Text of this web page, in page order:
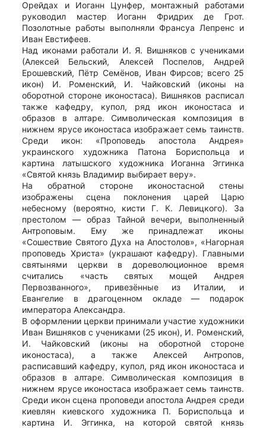
Орейдах и Иоганн Цунфер, монтажный работами
руководил мастер Иоганн Фридрих де Грот.
Позолотные работы выполняли Франсуа Лепренс и
Иван Евстифеев.
Над иконами работали И. Я. Вишняков с учениками
(Алексей Бельский, Алексей Поспелов, Андрей
Ерошевский, Пётр Семёнов, Иван Фирсов; всего 25
икон) И. Роменский, И. Чайковский (иконы на
оборотной стороне иконостаса). Вишняков расписал
также кафедру, купол, ряд икон иконостаса и
образов в алтаре. Символическая композиция в
нижнем ярусе иконостаса изображает семь таинств.
Среди икон: «Проповедь апостола Андрея»
украинского художника Патона Бориспольца и
картина латышского художника Иоганна Эггинка
«Святой князь Владимир выбирает веру».
На обратной стороне иконостасной стены
изображены сцена поклонения царей Царю
небесному (вероятно, кисти Г. К. Левицкого). За
престолом — образ Тайной вечери, выполненный
Антроповым. Ему же принадлежат иконы
«Сошествие Святого Духа на Апостолов», «Нагорная
проповедь Христа» (украшают кафедру). Главными
святынями церкви в дореволюционное время
считались «часть святых мощей Андрея
Первозванного», привезённые из Италии, и
Евангелие в драгоценном окладе — подарок
императора Александра.
В оформлении церкви принимали участие художники
Иван Вишняков с учениками (25 икон), И. Роменский,
И. Чайковский (иконы на оборотной стороне
иконостаса), а также Алексей Антропов,
расписавший кафедру, купол, ряд икон иконостаса и
образов в алтаре. Символическая композиция в
нижнем ярусе иконостаса изображает семь таинств.
Среди икон сцена проповеди апостола Андрея среди
киевлян киевского художника П. Бориспольца и
картина И. Эггинка, на которой святой князь